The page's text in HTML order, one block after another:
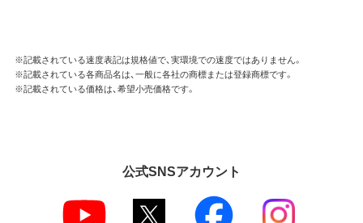
※記載されている速度表記は規格値で、実環境での速度ではありません。
※記載されている各商品名は、一般に各社の商標または登録商標です。
※記載されている価格は、希望小売価格です。
公式SNSアカウント